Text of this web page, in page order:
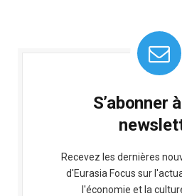
S’abonner
Recevez les dernières
d'Eurasia Focus sur
l'économie et la